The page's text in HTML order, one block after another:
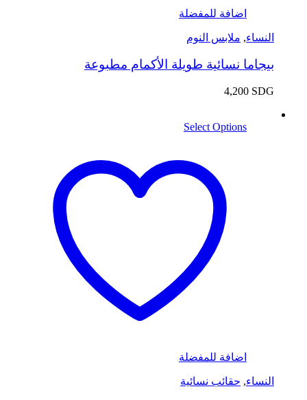
اضافة للمفضلة
النساء, ملابس النوم
بيجاما نسائية طويلة الأكمام مطبوعة
4,200 SDG
Select Options
اضافة للمفضلة
النساء, حقائب نسائية